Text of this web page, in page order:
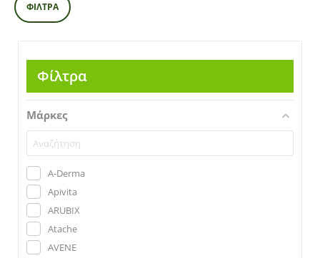
ΦΊΛΤΡΑ
Φίλτρα
Μάρκες
A-Derma
Apivita
ARUBIX
Atache
AVENE